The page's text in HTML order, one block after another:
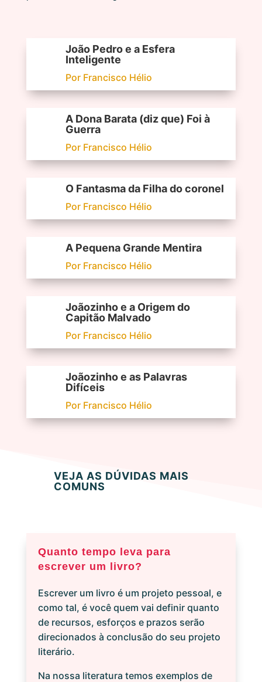
João Pedro e a Esfera
Inteligente
Por Francisco Hélio
A Dona Barata (diz que) Foi à
Guerra
Por Francisco Hélio
O Fantasma da Filha do coronel
Por Francisco Hélio
A Pequena Grande Mentira
Por Francisco Hélio
Joãozinho e a Origem do
Capitão Malvado
Por Francisco Hélio
Joãozinho e as Palavras
Difíceis
Por Francisco Hélio
VEJA AS DÚVIDAS MAIS
COMUNS
Quanto tempo leva para
escrever um livro?
Escrever um livro é um projeto pessoal, e
como tal, é você quem vai definir quanto
de recursos, esforços e prazos serão
direcionados à conclusão do seu projeto
literário.
Na nossa literatura temos exemplos de